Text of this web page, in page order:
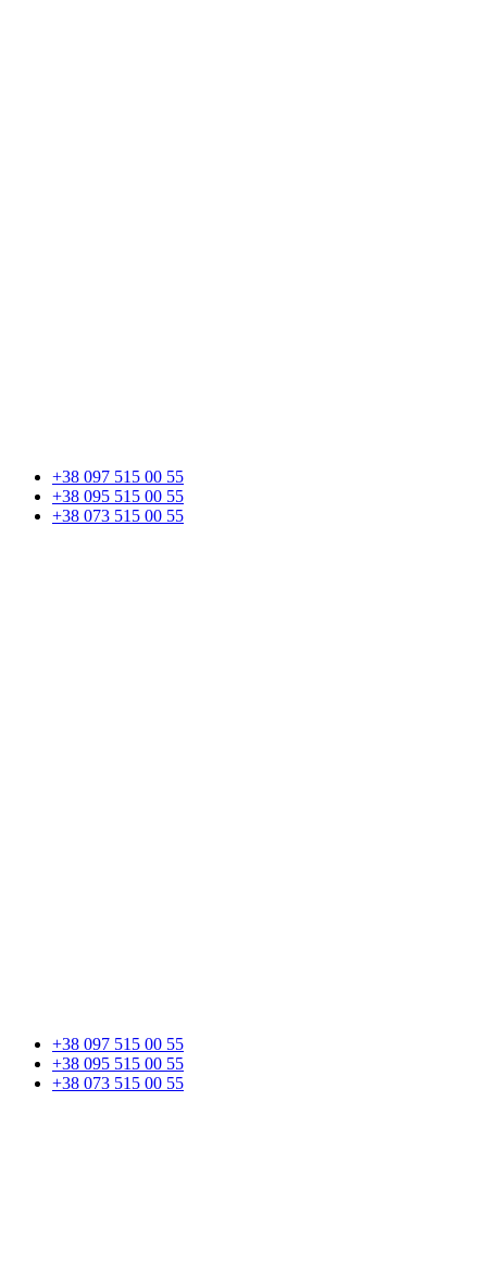
+38 097 515 00 55
+38 095 515 00 55
+38 073 515 00 55
+38 097 515 00 55
+38 095 515 00 55
+38 073 515 00 55